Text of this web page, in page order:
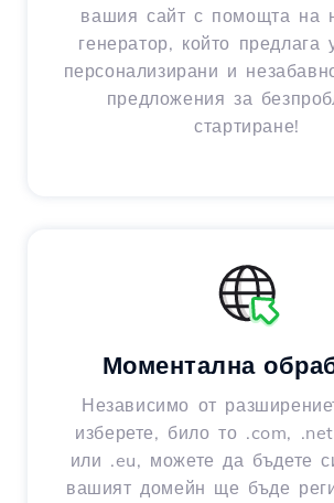
вашия сайт с помощта на
генератор, който предлага
персонализирани и
предложения за
стартиране!
Моментална
Независимо от
изберете, било то .com,
или .eu, можете да бъдете
вашият домейн ще бъде